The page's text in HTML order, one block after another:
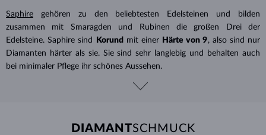
Saphire gehören zu den beliebtesten Edelsteinen und bilden
zusammen mit Smaragden und Rubinen die großen Drei der
Edelsteine. Saphire sind
Korund mit einer Härte von 9, also sind nur
Diamanten härter als sie. Sie sind sehr langlebig und behalten auch
bei minimaler Pflege ihr schönes Aussehen.
DIAMANTSCHMUCK